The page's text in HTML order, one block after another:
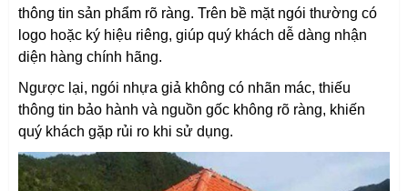
thông tin sản phẩm rõ ràng. Trên bề mặt ngói thường có
logo hoặc ký hiệu riêng, giúp quý khách dễ dàng nhận
diện hàng chính hãng.
Ngược lại, ngói nhựa giả không có nhãn mác, thiếu
thông tin bảo hành và nguồn gốc không rõ ràng, khiến
quý khách gặp rủi ro khi sử dụng.